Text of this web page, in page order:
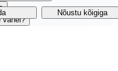
vahel?
Nõustu kõigiga